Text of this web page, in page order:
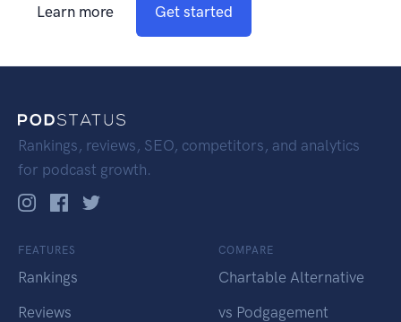
Learn more Get started
Rankings, reviews, SEO, competitors, and analytics
for podcast growth.
FEATURES
Rankings
Reviews
COMPARE
Chartable Alternative
vs Podgagement